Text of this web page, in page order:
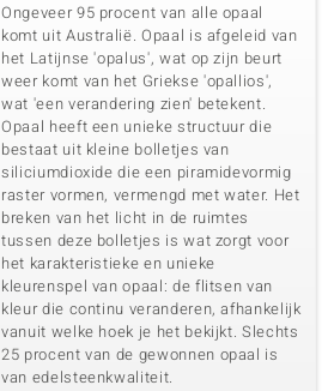
Ongeveer 95 procent van alle opaal
komt uit Australië. Opaal is afgeleid van
het Latijnse 'opalus', wat op zijn beurt
weer komt van het Griekse 'opallios',
wat 'een verandering zien' betekent.
Opaal heeft een unieke structuur die
bestaat uit kleine bolletjes van
siliciumdioxide die een piramidevormig
raster vormen, vermengd met water. Het
breken van het licht in de ruimtes
tussen deze bolletjes is wat zorgt voor
het karakteristieke en unieke
kleurenspel van opaal: de flitsen van
kleur die continu veranderen, afhankelijk
vanuit welke hoek je het bekijkt. Slechts
25 procent van de gewonnen opaal is
van edelsteenkwaliteit.